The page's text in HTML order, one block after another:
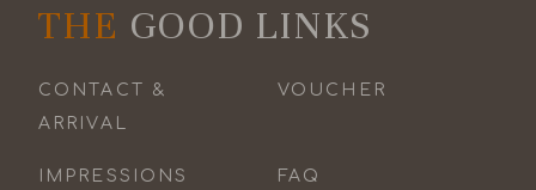
THE GOOD LINKS
CONTACT &
ARRIVAL
VOUCHER
IMPRESSIONS FAQ